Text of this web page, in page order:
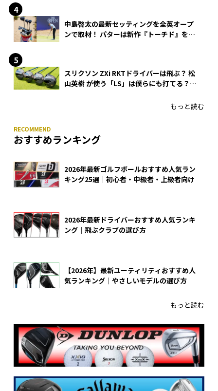
中島啓太の最新セッティングを全英オープ
ンで取材！ パターは新作『トーチド』を投
スリクソン ZXi RKTドライバーは飛ぶ？ 松
山英樹 が使う「LS」は僕らにも打てる？
もっと読む
おすすめランキング
2026年最新ゴルフボールおすすめ人気ラン
キング25選｜初心者・中級者・上級者向け
2026年最新ドライバーおすすめ人気ランキ
ング｜飛ぶクラブの選び方
【2026年】最新ユーティリティおすすめ人
気ランキング｜やさしいモデルの選び方
もっと読む